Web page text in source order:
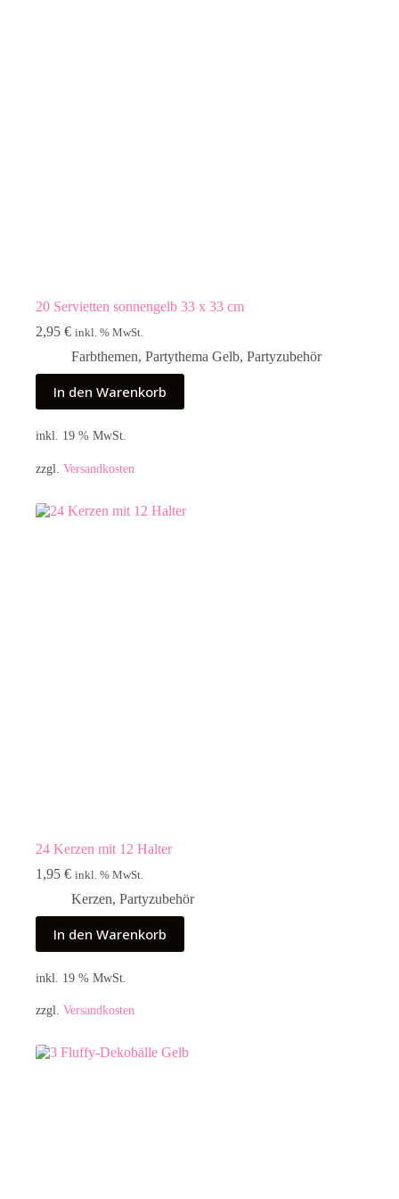
20 Servietten sonnengelb 33 x 33 cm
2,95 € inkl. % MwSt.
Farbthemen, Partythema Gelb, Partyzubehör
In den Warenkorb
inkl. 19 % MwSt.
zzgl. Versandkosten
24 Kerzen mit 12 Halter
1,95 € inkl. % MwSt.
Kerzen, Partyzubehör
In den Warenkorb
inkl. 19 % MwSt.
zzgl. Versandkosten